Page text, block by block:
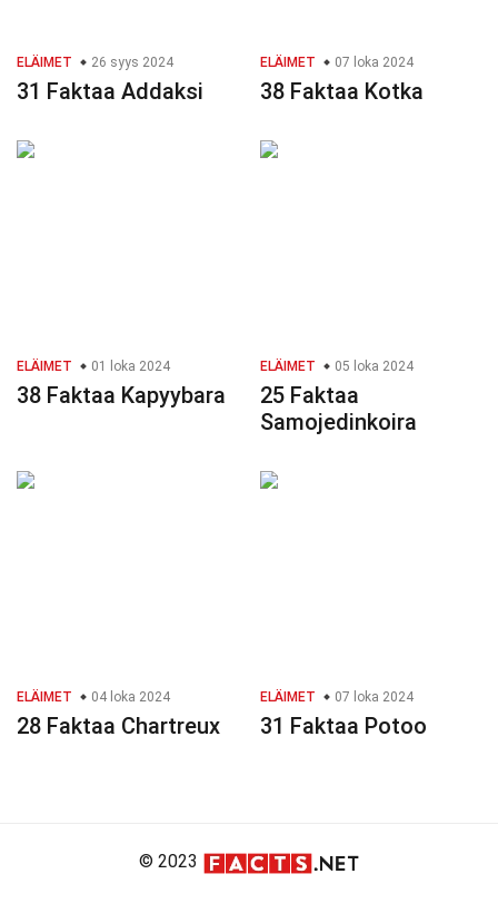
ELÄIMET 26 syys 2024
31 Faktaa Addaksi
ELÄIMET 07 loka 2024
38 Faktaa Kotka
ELÄIMET 01 loka 2024
38 Faktaa Kapyybara
ELÄIMET 05 loka 2024
25 Faktaa
Samojedinkoira
ELÄIMET 04 loka 2024
28 Faktaa Chartreux
ELÄIMET 07 loka 2024
31 Faktaa Potoo
© 2023